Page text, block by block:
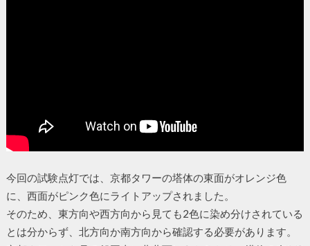
今回の試験点灯では、京都タワーの塔体の東面がオレンジ色
に、西面がピンク色にライトアップされました。
そのため、東方向や西方向から見ても2色に染め分けされている
とは分からず、北方向か南方向から確認する必要があります。